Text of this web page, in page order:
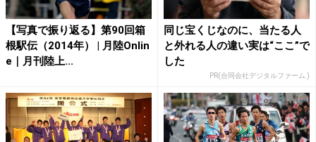
【写真で振り返る】第90回箱
根駅伝（2014年） | 月陸Onlin
e｜月刊陸上...
同じ宝くじなのに、当たる人
と外れる人の違い実は“ここ”で
した
PR(合同会社デジタルファーム )